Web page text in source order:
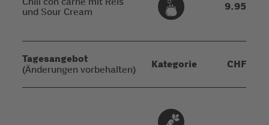
und Sour Cream
9.95
Tagesangebot
(Änderungen vorbehalten) Kategorie CHF